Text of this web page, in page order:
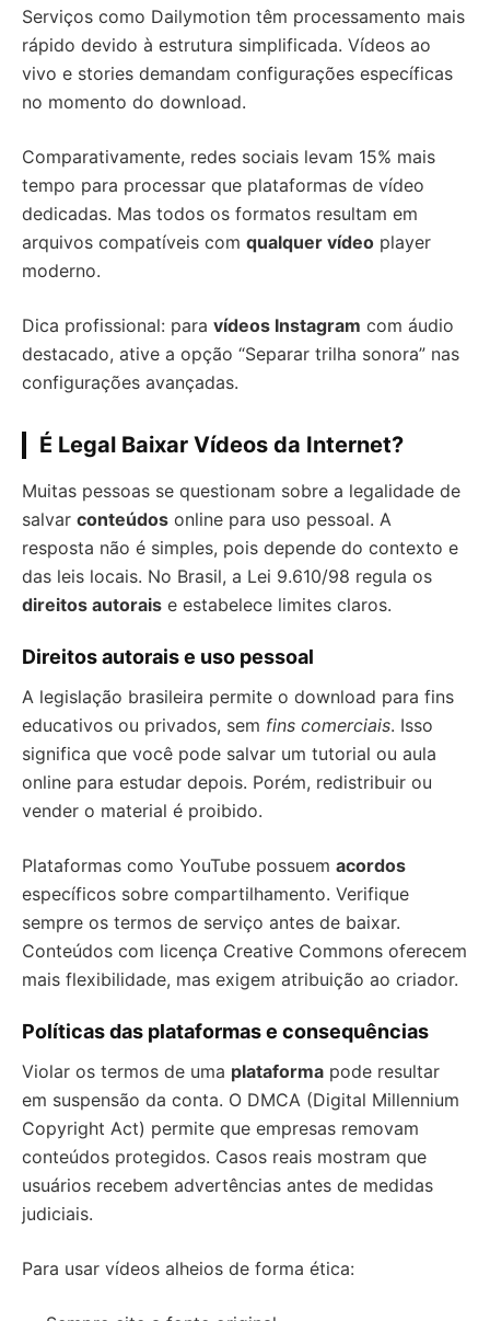
Serviços como Dailymotion têm processamento mais
rápido devido à estrutura simplificada. Vídeos ao
vivo e stories demandam configurações específicas
no momento do download.
Comparativamente, redes sociais levam 15% mais
tempo para processar que plataformas de vídeo
dedicadas. Mas todos os formatos resultam em
arquivos compatíveis com qualquer vídeo player
moderno.
Dica profissional: para vídeos Instagram com áudio
destacado, ative a opção “Separar trilha sonora” nas
configurações avançadas.
É Legal Baixar Vídeos da Internet?
Muitas pessoas se questionam sobre a legalidade de
salvar conteúdos online para uso pessoal. A
resposta não é simples, pois depende do contexto e
das leis locais. No Brasil, a Lei 9.610/98 regula os
direitos autorais e estabelece limites claros.
Direitos autorais e uso pessoal
A legislação brasileira permite o download para fins
educativos ou privados, sem fins comerciais. Isso
significa que você pode salvar um tutorial ou aula
online para estudar depois. Porém, redistribuir ou
vender o material é proibido.
Plataformas como YouTube possuem acordos
específicos sobre compartilhamento. Verifique
sempre os termos de serviço antes de baixar.
Conteúdos com licença Creative Commons oferecem
mais flexibilidade, mas exigem atribuição ao criador.
Políticas das plataformas e consequências
Violar os termos de uma plataforma pode resultar
em suspensão da conta. O DMCA (Digital Millennium
Copyright Act) permite que empresas removam
conteúdos protegidos. Casos reais mostram que
usuários recebem advertências antes de medidas
judiciais.
Para usar vídeos alheios de forma ética: